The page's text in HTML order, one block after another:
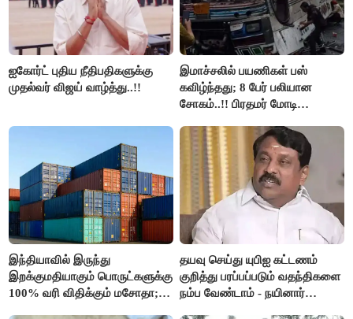
ஐகோர்ட் புதிய நீதிபதிகளுக்கு
முதல்வர் விஜய் வாழ்த்து..!!
இமாச்சலில் பயணிகள் பஸ்
கவிழ்ந்தது; 8 பேர் பலியான
சோகம்..!! பிரதமர் மோடி
இந்தியாவில் இருந்து
இறக்குமதியாகும் பொருட்களுக்கு
100% வரி விதிக்கும் மசோதா;
தயவு செய்து யுபிஐ கட்டணம்
குறித்து பரப்பப்படும் வதந்திகளை
நம்ப வேண்டாம் - நயினார்